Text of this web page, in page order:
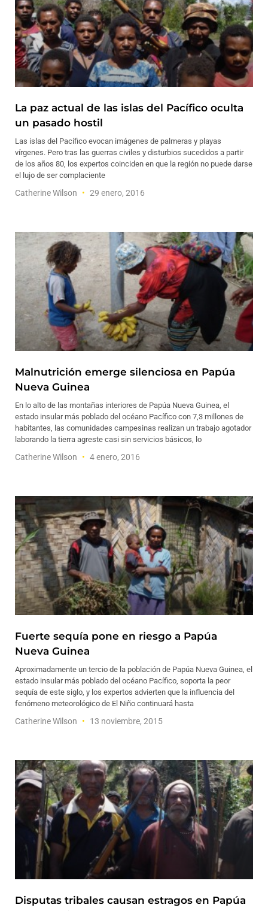
La paz actual de las islas del Pacífico oculta
un pasado hostil
Las islas del Pacífico evocan imágenes de palmeras y playas
vírgenes. Pero tras las guerras civiles y disturbios sucedidos a partir
de los años 80, los expertos coinciden en que la región no puede darse
el lujo de ser complaciente
Catherine Wilson 29 enero, 2016
Malnutrición emerge silenciosa en Papúa
Nueva Guinea
En lo alto de las montañas interiores de Papúa Nueva Guinea, el
estado insular más poblado del océano Pacífico con 7,3 millones de
habitantes, las comunidades campesinas realizan un trabajo agotador
laborando la tierra agreste casi sin servicios básicos, lo
Catherine Wilson 4 enero, 2016
Fuerte sequía pone en riesgo a Papúa
Nueva Guinea
Aproximadamente un tercio de la población de Papúa Nueva Guinea, el
estado insular más poblado del océano Pacífico, soporta la peor
sequía de este siglo, y los expertos advierten que la influencia del
fenómeno meteorológico de El Niño continuará hasta
Catherine Wilson 13 noviembre, 2015
Disputas tribales causan estragos en Papúa